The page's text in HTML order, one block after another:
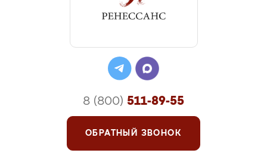
8 (800) 511-89-55
ОБРАТНЫЙ ЗВОНОК